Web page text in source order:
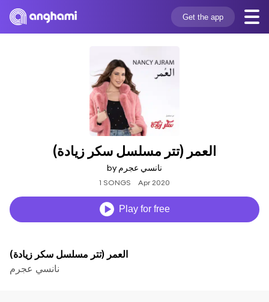
Get the app
العمر (تتر مسلسل سكر زيادة)
by نانسي عجرم
1 SONGS Apr 2020
Play for free
العمر (تتر مسلسل سكر زيادة)
نانسي عجرم